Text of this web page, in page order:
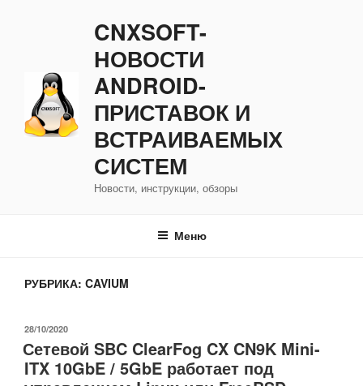
CNXSOFT-
НОВОСТИ
ANDROID-
ПРИСТАВОК И
ВСТРАИВАЕМЫХ
СИСТЕМ
Новости, инструкции, обзоры
Меню
РУБРИКА: CAVIUM
ОПУБЛИКОВАНО
28/10/2020
Сетевой SBC ClearFog CX CN9K Mini-
ITX 10GbE / 5GbE работает под